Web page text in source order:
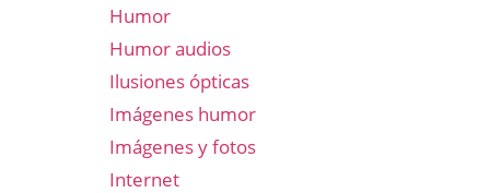
Humor
Humor audios
Ilusiones ópticas
Imágenes humor
Imágenes y fotos
Internet